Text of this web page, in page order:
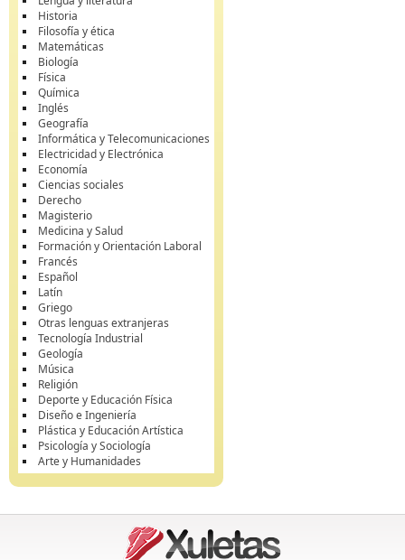
Historia
Filosofía y ética
Matemáticas
Biología
Física
Química
Inglés
Geografía
Informática y Telecomunicaciones
Electricidad y Electrónica
Economía
Ciencias sociales
Derecho
Magisterio
Medicina y Salud
Formación y Orientación Laboral
Francés
Español
Latín
Griego
Otras lenguas extranjeras
Tecnología Industrial
Geología
Música
Religión
Deporte y Educación Física
Diseño e Ingeniería
Plástica y Educación Artística
Psicología y Sociología
Arte y Humanidades